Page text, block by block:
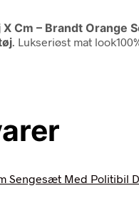
Cm – Brandt Orange
. Lukseriøst mat